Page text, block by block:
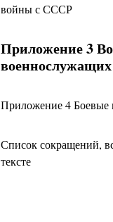
войны с СССР
Приложение 3
Приложение 4 Боевые
Список сокращений,
тексте